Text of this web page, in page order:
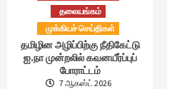
தலையங்கம்
முக்கியச் செய்திகள்
தமிழின அழிப்பிற்கு நீதிகேட்டு
ஐ.நா முன்றலில் கவனயீர்ப்புப்
போராட்டம்
7 ஆகஸ்ட் 2026